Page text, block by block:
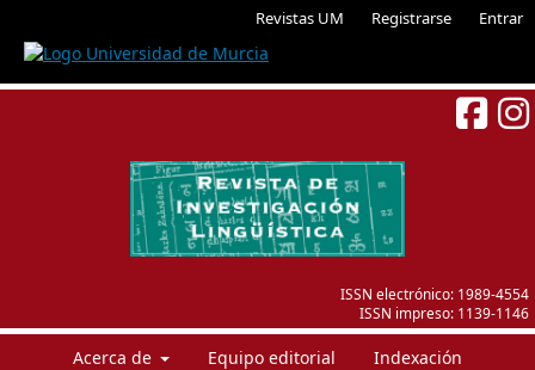
Revistas UM Registrarse Entrar
ISSN electrónico: 1989-4554
ISSN impreso: 1139-1146
Acerca de Equipo editorial Indexación